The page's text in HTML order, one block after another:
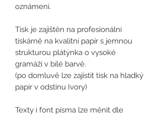
oznámení.
Tisk je zajištěn na profesionální
tiskárně na kvalitní papír s jemnou
strukturou plátýnka o vysoké
gramáži v bílé barvě.
(po domluvě lze zajistit tisk na hladký
papír v odstínu Ivory)
Texty i font písma lze měnit dle